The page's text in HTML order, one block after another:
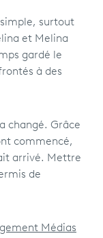
simple, surtout
et Melina
gardé le
à des
changé. Grâce
commencé,
arrivé. Mettre
de
Médias